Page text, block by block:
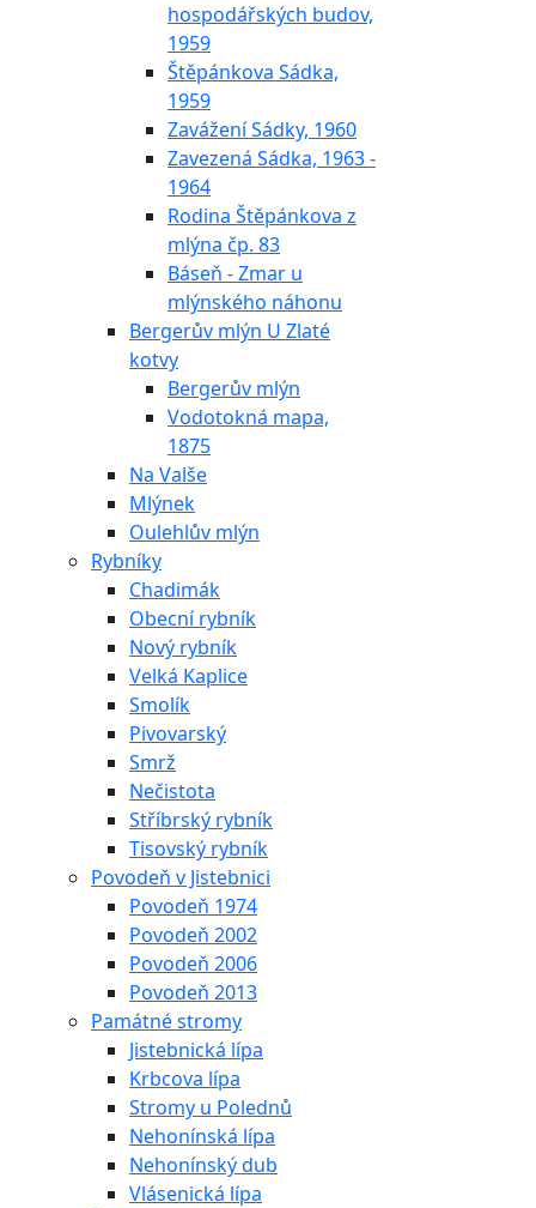
hospodářských budov,
1959
Štěpánkova Sádka,
1959
Zavážení Sádky, 1960
Zavezená Sádka, 1963 -
1964
Rodina Štěpánkova z
mlýna čp. 83
Báseň - Zmar u
mlýnského náhonu
Bergerův mlýn U Zlaté
kotvy
Bergerův mlýn
Vodotokná mapa,
1875
Na Valše
Mlýnek
Oulehlův mlýn
Rybníky
Chadimák
Obecní rybník
Nový rybník
Velká Kaplice
Smolík
Pivovarský
Smrž
Nečistota
Stříbrský rybník
Tisovský rybník
Povodeň v Jistebnici
Povodeň 1974
Povodeň 2002
Povodeň 2006
Povodeň 2013
Památné stromy
Jistebnická lípa
Krbcova lípa
Stromy u Polednů
Nehonínská lípa
Nehonínský dub
Vlásenická lípa